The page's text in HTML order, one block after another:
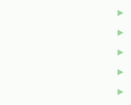
►
►
►
►
►